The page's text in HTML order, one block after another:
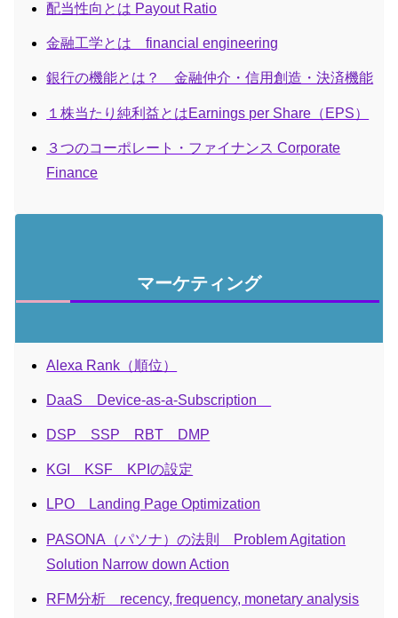
配当性向とは Payout Ratio
金融工学とは financial engineering
銀行の機能とは？ 金融仲介・信用創造・決済機能
１株当たり純利益とはEarnings per Share（EPS）
３つのコーポレート・ファイナンス Corporate
Finance
マーケティング
Alexa Rank（順位）
DaaS Device-as-a-Subscription
DSP SSP RBT DMP
KGI KSF KPIの設定
LPO Landing Page Optimization
PASONA（パソナ）の法則 Problem Agitation
Solution Narrow down Action
RFM分析 recency, frequency, monetary analysis